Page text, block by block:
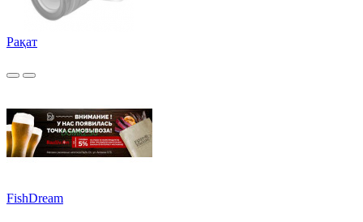
Рақат
FishDream